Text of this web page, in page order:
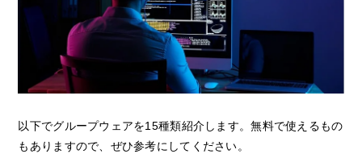
以下でグループウェアを15種類紹介します。無料で使えるもの
もありますので、ぜひ参考にしてください。